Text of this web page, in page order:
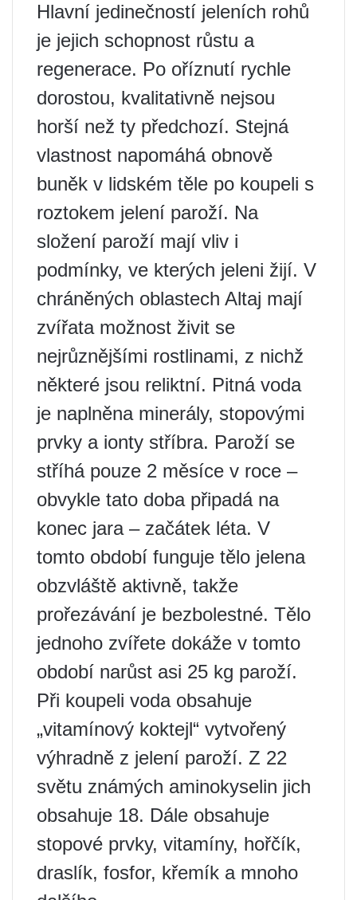
Hlavní jedinečností jeleních rohů
je jejich schopnost růstu a
regenerace. Po oříznutí rychle
dorostou, kvalitativně nejsou
horší než ty předchozí. Stejná
vlastnost napomáhá obnově
buněk v lidském těle po koupeli s
roztokem jelení paroží. Na
složení paroží mají vliv i
podmínky, ve kterých jeleni žijí. V
chráněných oblastech Altaj mají
zvířata možnost živit se
nejrůznějšími rostlinami, z nichž
některé jsou reliktní. Pitná voda
je naplněna minerály, stopovými
prvky a ionty stříbra. Paroží se
stříhá pouze 2 měsíce v roce –
obvykle tato doba připadá na
konec jara – začátek léta. V
tomto období funguje tělo jelena
obzvláště aktivně, takže
prořezávání je bezbolestné. Tělo
jednoho zvířete dokáže v tomto
období narůst asi 25 kg paroží.
Při koupeli voda obsahuje
„vitamínový koktejl“ vytvořený
výhradně z jelení paroží. Z 22
světu známých aminokyselin jich
obsahuje 18. Dále obsahuje
stopové prvky, vitamíny, hořčík,
draslík, fosfor, křemík a mnoho